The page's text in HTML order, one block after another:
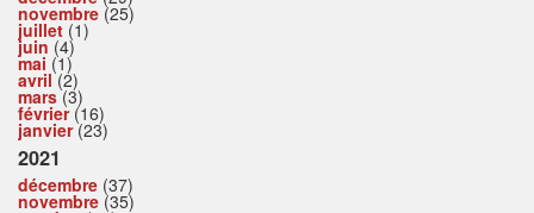
novembre (25)
juillet (1)
juin (4)
mai (1)
avril(2)
mars(3)
février(16)
janvier(23)
2021
décembre (37)
novembre (35)